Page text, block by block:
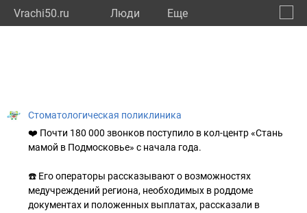
Vrachi50.ru Люди Eще
Стоматологическая поликлиника
❤️ Почти 180 000 звонков поступило в кол-центр «Стань
мамой в Подмосковье» с начала года.
☎️ Его операторы рассказывают о возможностях
медучреждений региона, необходимых в роддоме
документах и положенных выплатах, рассказали в